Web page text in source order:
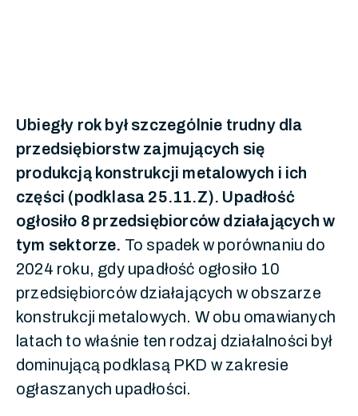
Ubiegły rok był szczególnie trudny dla
przedsiębiorstw zajmujących się
produkcją konstrukcji metalowych i ich
części (podklasa 25.11.Z). Upadłość
ogłosiło 8 przedsiębiorców działających w
tym sektorze. To spadek w porównaniu do
2024 roku, gdy upadłość ogłosiło 10
przedsiębiorców działających w obszarze
konstrukcji metalowych. W obu omawianych
latach to właśnie ten rodzaj działalności był
dominującą podklasą PKD w zakresie
ogłaszanych upadłości.